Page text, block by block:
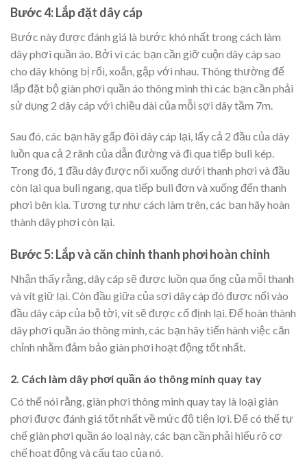
Bước 4: Lắp đặt dây cáp
Bước này được đánh giá là bước khó nhất trong cách làm
dây phơi quần áo. Bởi vì các bạn cần giỡ cuộn dây cáp sao
cho dây không bị rối, xoắn, gập với nhau. Thông thường để
lắp đặt bộ giàn phơi quần áo thông minh thì các bạn cần phải
sử dụng 2 dây cáp với chiều dài của mỗi sợi dây tầm 7m.
Sau đó, các bạn hãy gấp đôi dây cáp lại, lấy cả 2 đầu của dây
luồn qua cả 2 rãnh của dẫn đường và đi qua tiếp buli kép.
Trong đó, 1 đầu dây được nối xuống dưới thanh phơi và đầu
còn lại qua buli ngang, qua tiếp buli đơn và xuống đến thanh
phơi bên kia. Tương tự như cách làm trên, các bạn hãy hoàn
thành dây phơi còn lại.
Bước 5: Lắp và căn chỉnh thanh phơi hoàn chỉnh
Nhận thấy rằng, dây cáp sẽ được luồn qua ống của mỗi thanh
và vít giữ lại. Còn đầu giữa của sợi dây cáp đó được nối vào
đầu dây cáp của bộ tời, vít sẽ được cố định lại. Để hoàn thành
dây phơi quần áo thông minh, các bạn hãy tiến hành việc căn
chỉnh nhằm đảm bảo giàn phơi hoạt động tốt nhất.
2. Cách làm dây phơi quần áo thông minh quay tay
Có thể nói rằng, giàn phơi thông minh quay tay là loại giàn
phơi được đánh giá tốt nhất về mức độ tiện lợi. Để có thể tự
chế giàn phơi quần áo loại này, các bạn cần phải hiểu rõ cơ
chế hoạt động và cấu tạo của nó.